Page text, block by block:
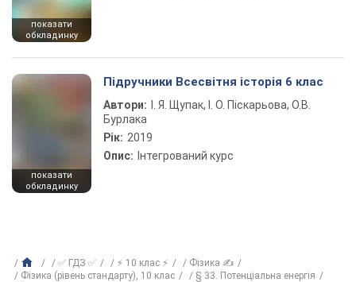
показати
обкладинку
показати
обкладинку
Підручники Всесвітня історія 6 клас
Автори:
І. Я. Щупак, І. О. Піскарьова, О.В.
Бурлака
Рік: 2019
Опис: Інтегрований курс
✅ ГДЗ ✅ ⚡ 10 клас ⚡
Фізика ✍
Фізика (рівень стандарту), 10 клас
§ 33. Потенціальна енергія